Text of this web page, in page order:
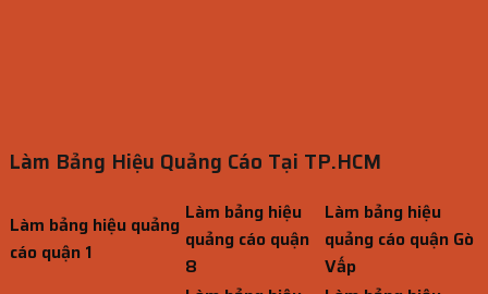
Làm Bảng Hiệu Quảng Cáo Tại TP.HCM
Làm bảng hiệu quảng
cáo quận 1
Làm bảng hiệu
quảng cáo quận
8
Làm bảng hiệu
quảng cáo quận Gò
Vấp